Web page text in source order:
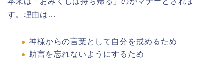
す。理由は…
神様からの言葉として自分を戒めるため
助言を忘れないようにするため